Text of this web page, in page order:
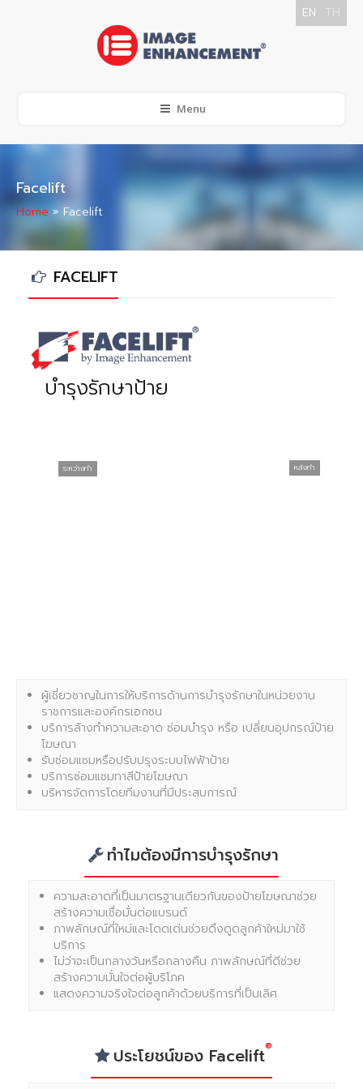
Menu
EN TH
Facelift
Home » Facelift
FACELIFT
บำรุงรักษาป้าย
ระหว่างทำ หลังทำ
ผู้เชี่ยวชาญในการให้บริการด้านการบำรุงรักษาในหน่วยงาน
ราชการและองค์กรเอกชน
บริการล้างทำความสะอาด ซ่อมบำรุง หรือ เปลี่ยนอุปกรณ์ป้าย
โฆษณา
รับซ่อมแซมหรือปรับปรุงระบบไฟฟ้าป้าย
บริการซ่อมแซมทาสีป้ายโฆษณา
บริหารจัดการโดยทีมงานที่มีประสบการณ์
ทำไมต้องมีการบำรุงรักษา
ความสะอาดที่เป็นมาตรฐานเดียวกันของป้ายโฆษณาช่วย
สร้างความเชื่อมั่นต่อแบรนด์
ภาพลักษณ์ที่ใหม่และโดดเด่นช่วยดึงดูดลูกค้าใหม่มาใช้
บริการ
ไม่ว่าจะเป็นกลางวันหรือกลางคืน ภาพลักษณ์ที่ดีช่วย
สร้างความมั่นใจต่อผู้บริโภค
แสดงความจริงใจต่อลูกค้าด้วยบริการที่เป็นเลิศ
ประโยชน์ของ Facelift®